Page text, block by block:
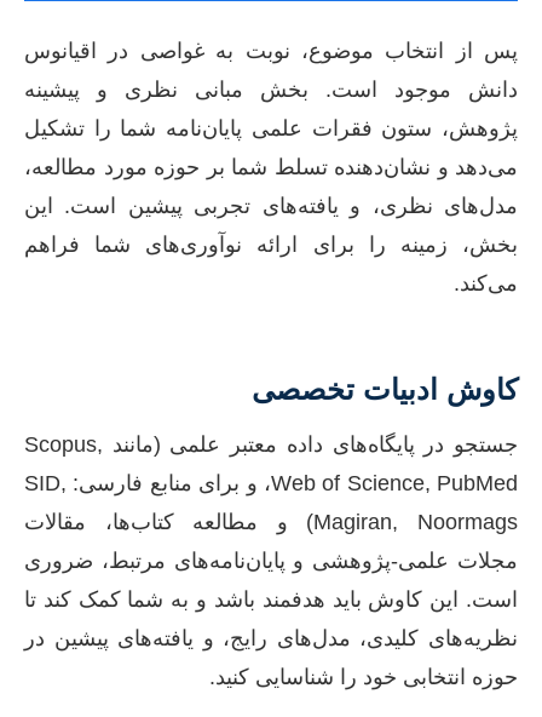
پس از انتخاب موضوع، نوبت به غواصی در اقیانوس
دانش موجود است. بخش مبانی نظری و پیشینه
پژوهش، ستون فقرات علمی پایان‌نامه شما را تشکیل
می‌دهد و نشان‌دهنده تسلط شما بر حوزه مورد مطالعه،
مدل‌های نظری، و یافته‌های تجربی پیشین است. این
بخش، زمینه را برای ارائه نوآوری‌های شما فراهم
می‌کند.
کاوش ادبیات تخصصی
جستجو در پایگاه‌های داده معتبر علمی (مانند Scopus,
Web of Science, PubMed، و برای منابع فارسی: SID,
Magiran, Noormags) و مطالعه کتاب‌ها، مقالات
مجلات علمی-پژوهشی و پایان‌نامه‌های مرتبط، ضروری
است. این کاوش باید هدفمند باشد و به شما کمک کند تا
نظریه‌های کلیدی، مدل‌های رایج، و یافته‌های پیشین در
حوزه انتخابی خود را شناسایی کنید.